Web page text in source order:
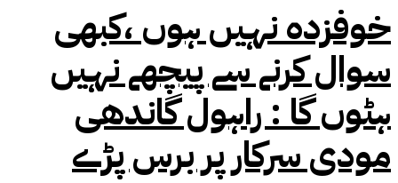
خوفزدہ نہیں ہوں ،کبھی
سوال کرنے سے پیچھے نہیں
ہٹوں گا : راہول گاندھی
مودی سرکار پر برس پڑے